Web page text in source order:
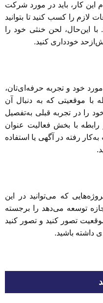
این کار، باید در مورد شرکت
لازم را کسب کنید تا بتوانید
این‌حال، لحن خنثی خود را
خودداری کنید.
خود و تجربه حرفه‌ای‌تان،
با موقعیتی که به دنبال آن
را در تجربه قبلی به‌تفصیل
با بخش فعالیت عنوان
رفته در آگهی یا استفاده
که می‌توانید در این
توسعه می‌دهد را برجسته
تصور کنید و تصور کنید
داشته باشید.